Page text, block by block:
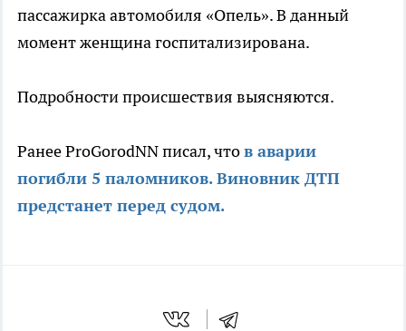
пассажирка автомобиля «Опель». В данный
момент женщина госпитализирована.
Подробности происшествия выясняются.
Ранее ProGorodNN писал, чтов аварии
погибли 5 паломников. Виновник ДТП
предстанет перед судом.